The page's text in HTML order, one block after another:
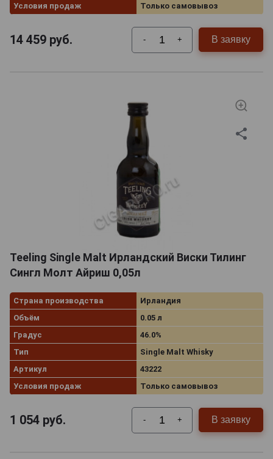
Условия продаж
Только самовывоз
14 459 руб. - + В заявку
Teeling Single Malt Ирландский Виски Тилинг
Сингл Молт Айриш 0,05л
Страна производства
Ирландия
Объём
0.05 л
Градус
46.0%
Тип
Single Malt Whisky
Артикул
43222
Условия продаж
Только самовывоз
1 054 руб. - + В заявку